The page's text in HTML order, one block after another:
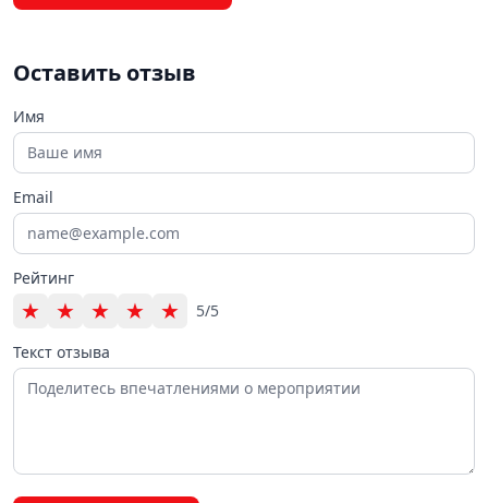
Оставить отзыв
Имя
Email
Рейтинг
★ ★ ★ ★ ★
5/5
Текст отзыва